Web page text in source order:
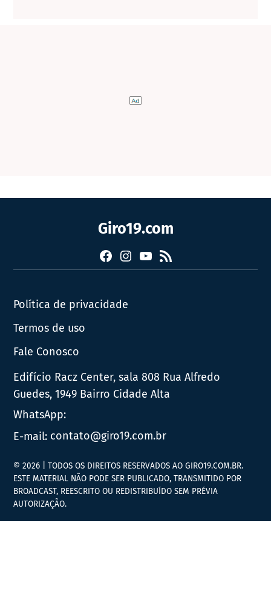
Giro19.com
FacebookInstagram
YouTube
RSS
Política de privacidade
Termos de uso
Fale Conosco
Edifício Racz Center, sala 808 Rua Alfredo
Guedes, 1949 Bairro Cidade Alta
WhatsApp:
E-mail: contato@giro19.com.br
© 2026 | TODOS OS DIREITOS RESERVADOS AO GIRO19.COM.BR.
ESTE MATERIAL NÃO PODE SER PUBLICADO, TRANSMITIDO POR
BROADCAST, REESCRITO OU REDISTRIBUÍDO SEM PRÉVIA
AUTORIZAÇÃO.